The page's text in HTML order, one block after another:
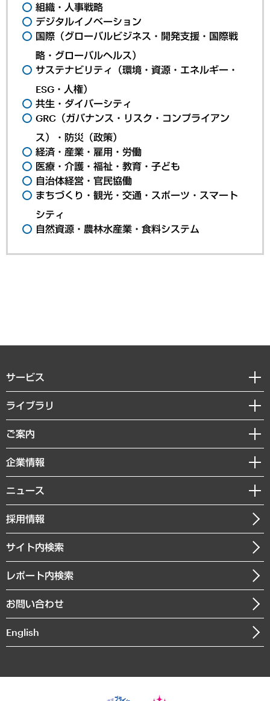
組織・人事戦略
デジタルイノベーション
国際（グローバルビジネス・開発支援・国際戦
略・グローバルヘルス）
サステナビリティ（環境・資源・エネルギー・
ESG・人権）
共生・ダイバーシティ
GRC（ガバナンス・リスク・コンプライアン
ス）・防災（政策）
経済・産業・雇用・労働
医療・介護・福祉・教育・子ども
自治体経営・官民協働
まちづくり・観光・交通・スポーツ・スマート
シティ
自然資源・農林水産業・食料システム
サービス
経営戦略
組織・人事戦略
デジタルイノベーション
共生・ダイバーシティ
GRC（ガバナンス・リスク・コンプライアンス）・防災（政策）
経済・産業・雇用・労働
まちづくり・観光・交通・スポーツ・スマートシティ
自然資源・農林水産業・食料システム
ライブラリ
経済調査
レポート
コラム
経営用語集
受託・受注実績（官公庁関連）
メディア掲載・出演
ご案内
セミナー・イベント情報
MUFGビジネスセミナー
受託案件情報
企業情報
私たちの想い
社長メッセージ
会社概要
沿革
組織図・本部部室紹介
インドネシア現地法人
個人情報保護方針
ニュース
ニュースリリース
お知らせ
採用情報
サイト内検索
レポート内検索
お問い合わせ
English